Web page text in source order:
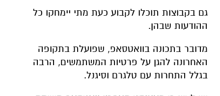
גם בקבוצות תוכלו לקבוע כעת מתי יימחקו כל
ההודעות שבהן.
מדובר בתכונה בוואטסאפ, שפועלת בתקופה
האחרונה להגן על פרטיות המשתמשים, הרבה
בגלל התחרות עם טלגרם וסיגנל.